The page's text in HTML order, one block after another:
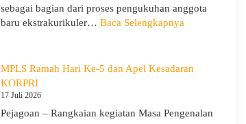
Pejagoan
sebagai bagian dari proses pengukuhan anggota
baru ekstrakurikuler… Baca Selengkapnya:
1
Penerimaan
MPLS Ramah Hari Ke-5 dan Apel Kesadaran
KORPRI
17 Juli 2026
Pejagoan – Rangkaian kegiatan Masa Pengenalan